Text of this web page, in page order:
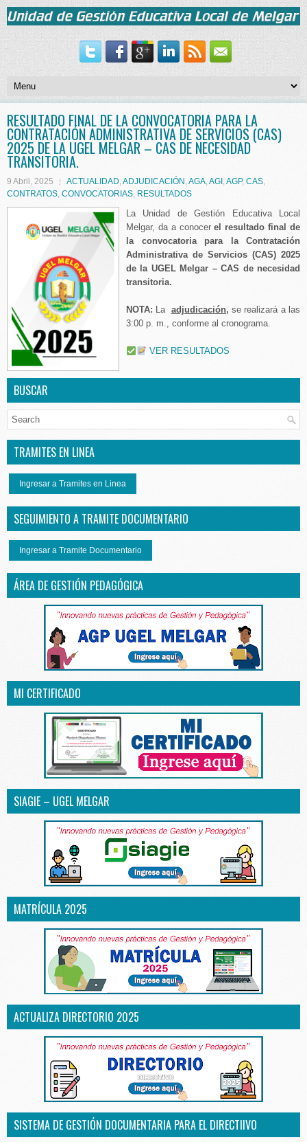
RESULTADO FINAL DE LA CONVOCATORIA PARA LA
CONTRATACIÓN ADMINISTRATIVA DE SERVICIOS (CAS)
2025 DE LA UGEL MELGAR – CAS DE NECESIDAD
TRANSITORIA.
9 Abril, 2025 ACTUALIDAD,ADJUDICACIÓN ,AGA,AGI ,AGP, CAS,
CONTRATOS, CONVOCATORIAS, RESULTADOS
La Unidad de Gestión Educativa Local
Melgar, da a conocerel resultado final de
la convocatoria para la Contratación
Administrativa de Servicios (CAS) 2025
de la UGEL Melgar – CAS de necesidad
transitoria.
NOTA: La adjudicación,se realizará a las
3:00 p. m., conforme al cronograma.
VER RESULTADOS
BUSCAR
TRAMITES EN LINEA
Ingresar a Tramites en Linea
SEGUIMIENTO A TRAMITE DOCUMENTARIO
Ingresar a Tramite Documentario
ÁREA DE GESTIÓN PEDAGÓGICA
MI CERTIFICADO
SIAGIE – UGEL MELGAR
MATRÍCULA 2025
ACTUALIZA DIRECTORIO 2025
SISTEMA DE GESTIÓN DOCUMENTARIA PARA EL DIRECTIIVO